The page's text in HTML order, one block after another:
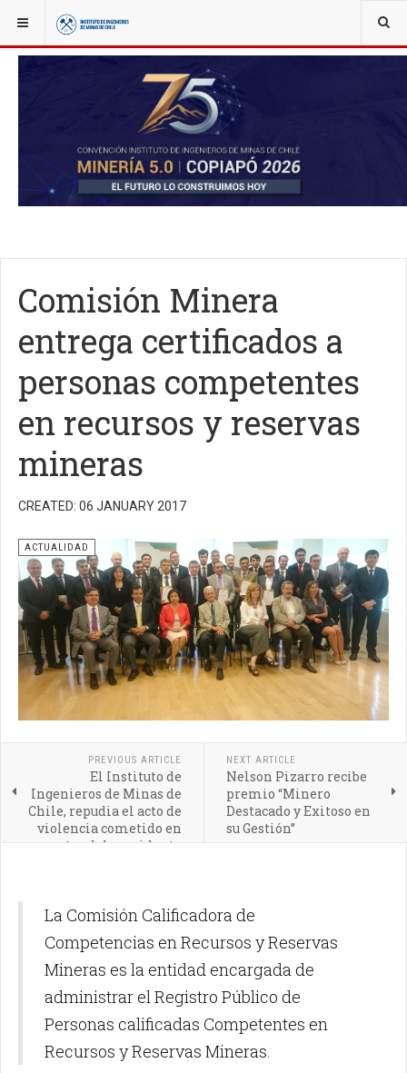
YOU ARE HERE: NOTICIAS
Comisión Minera
entrega certificados a
personas competentes
en recursos y reservas
mineras
CREATED: 06 JANUARY 2017
ACTUALIDAD
PREVIOUS ARTICLE
El Instituto de
Ingenieros de Minas de
Chile, repudia el acto de
violencia cometido en
contra del presidente
NEXT ARTICLE
Nelson Pizarro recibe
premio “Minero
Destacado y Exitoso en
su Gestión”
La Comisión Calificadora de
Competencias en Recursos y Reservas
Mineras es la entidad encargada de
administrar el Registro Público de
Personas calificadas Competentes en
Recursos y Reservas Mineras.